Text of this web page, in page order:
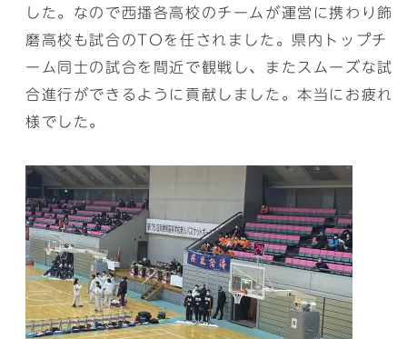
した。なので西播各高校のチームが運営に携わり飾
磨高校も試合のTOを任されました。県内トップチ
ーム同士の試合を間近で観戦し、またスムーズな試
合進行ができるように貢献しました。本当にお疲れ
様でした。